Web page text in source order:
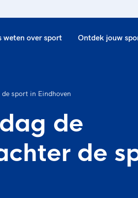
weten over sport Ontdek jouw
de sport in Eindhoven
de
de